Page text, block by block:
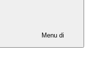
Menu di